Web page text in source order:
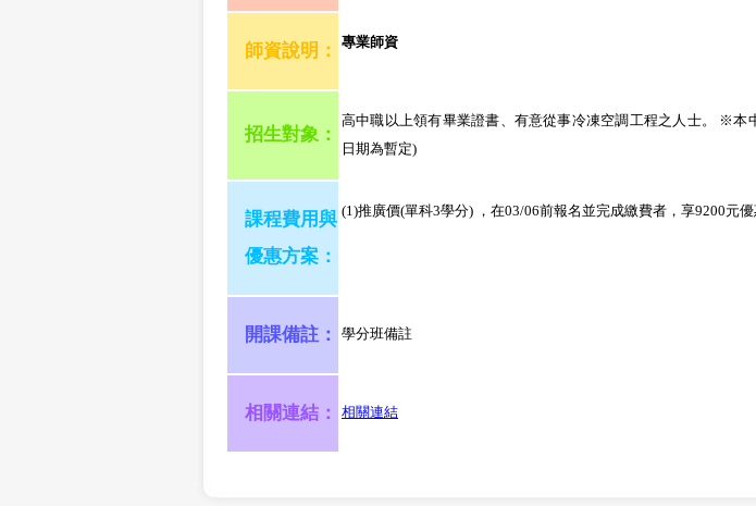
師資說明： 專業師資
招生對象：
高中職以上領有畢業證書、有意從事冷凍空調工程之人士。 ※本
日期為暫定)
課程費用與
優惠方案：
(1)推廣價(單科3學分) ，在03/06前報名並完成繳費者，享9200元
開課備註： 學分班備註
相關連結： 相關連結